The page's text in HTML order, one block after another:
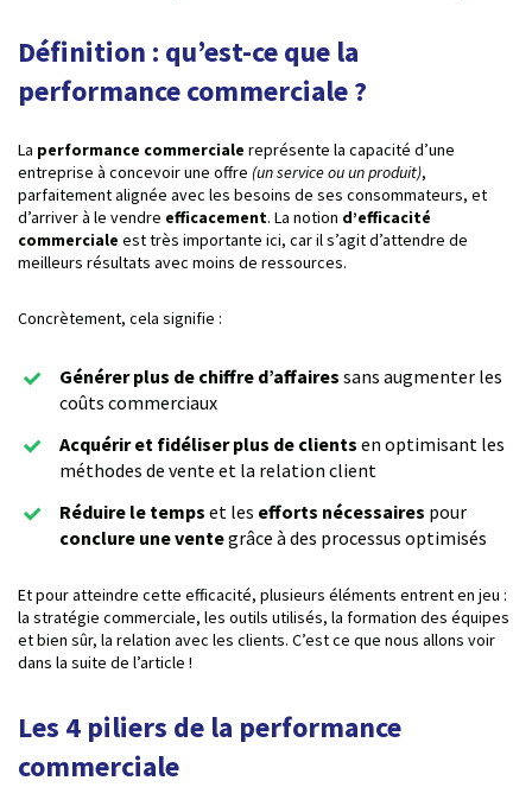
Définition : qu’est-ce que la
performance commerciale ?
La performance commerciale représente la capacité d’une
entreprise à concevoir une offre (un service ou un produit),
parfaitement alignée avec les besoins de ses consommateurs, et
d’arriver à le vendre efficacement. La notion d’efficacité
commerciale est très importante ici, car il s’agit d’attendre de
meilleurs résultats avec moins de ressources.
Concrètement, cela signifie :
Générer plus de chiffre d’affaires sans augmenter les
coûts commerciaux
Acquérir et fidéliser plus de clients en optimisant les
méthodes de vente et la relation client
Réduire le temps et les efforts nécessaires pour
conclure une ventegrâce à des processus optimisés
Et pour atteindre cette efficacité, plusieurs éléments entrent en jeu :
la stratégie commerciale, les outils utilisés, la formation des équipes
et bien sûr, la relation avec les clients. C’est ce que nous allons voir
dans la suite de l’article !
Les 4 piliers de la performance
commerciale